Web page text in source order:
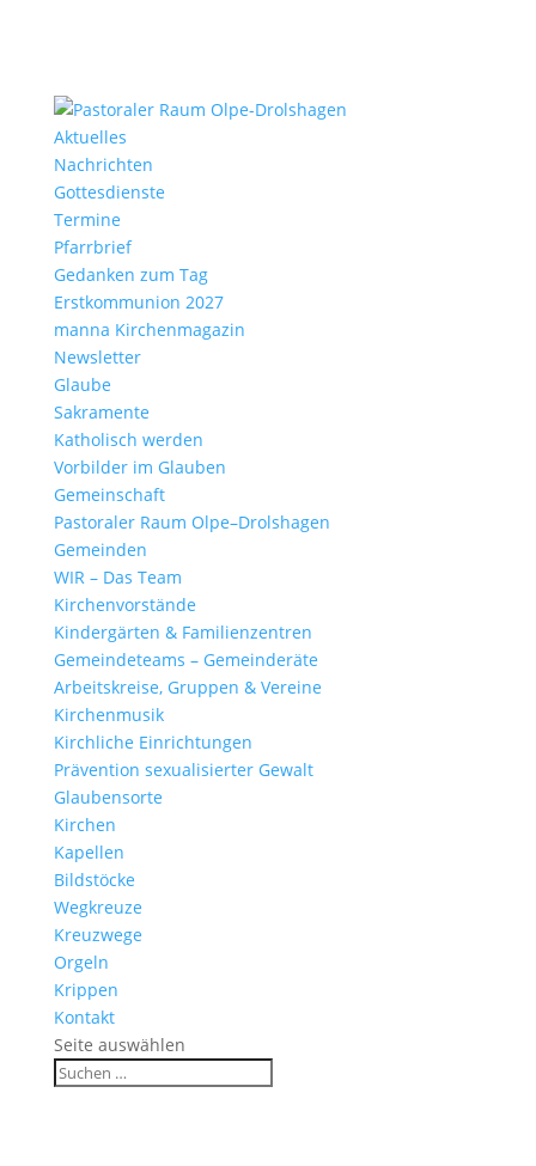
Aktu­elles
Nach­richten
Gottes­dienste
Termine
Pfarr­brief
Gedanken zum Tag
Erst­kom­mu­nion 2027
manna Kirchen­ma­gazin
News­letter
Glaube
Sakra­mente
Katho­lisch werden
Vorbilder im Glauben
Gemein­schaft
Pasto­raler Raum Olpe–Drolshagen
Gemeinden
WIR – Das Team
Kirchen­vor­stände
Kinder­gärten & Familienzentren
Gemein­de­teams – Gemeinderäte
Arbeits­kreise, Gruppen & Vereine
Kirchen­musik
Kirch­liche Einrichtungen
Präven­tion sexua­li­sierter Gewalt
Glau­ben­s­orte
Kirchen
Kapellen
Bild­stöcke
Wegkreuze
Kreuz­wege
Orgeln
Krippen
Kontakt
Seite auswählen